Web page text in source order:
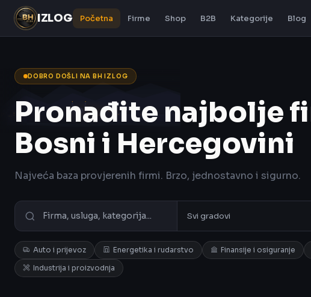
IZLOG Početna Firme Shop B2B Kategorije Blog
DOBRO DOŠLI NA BH IZLOG
Pronađite najbolje
Bosni i Hercegovini
Najveća baza provjerenih firmi. Brzo, jednostavno i sigurno.
Auto i prijevoz Energetika i rudarstvo Finansije i osiguranje
Industrija i proizvodnja